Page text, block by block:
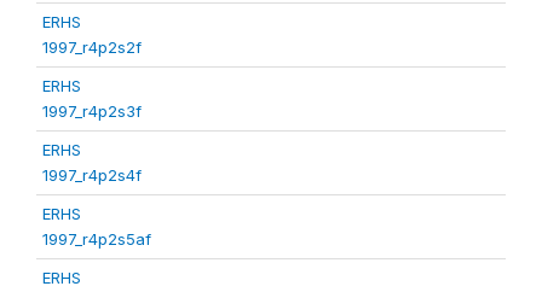
ERHS
1997_r4p2s2f
ERHS
1997_r4p2s3f
ERHS
1997_r4p2s4f
ERHS
1997_r4p2s5af
ERHS